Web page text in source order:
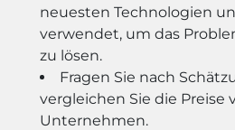
neuesten Technologien
verwendet, um das
zu lösen.
Fragen Sie nach
vergleichen Sie die Preise
Unternehmen.